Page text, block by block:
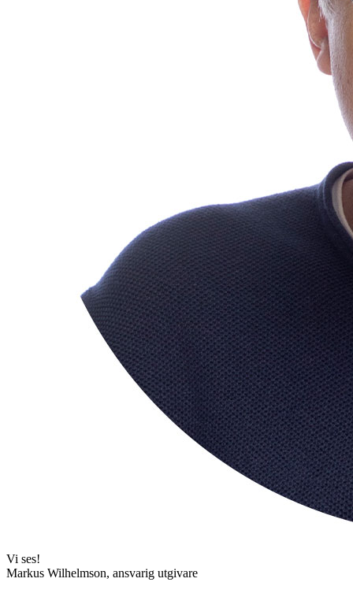
Vi ses!
Markus Wilhelmson, ansvarig utgivare